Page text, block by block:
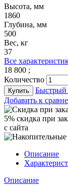
Высота, мм
1860
Глубина, мм
500
Вес, кг
37
Все
18 800 ;
Количество
Купить
Быстрый
Добавить к
5% cкидка при
с сайта
Описание
Описание